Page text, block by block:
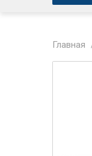
Главная